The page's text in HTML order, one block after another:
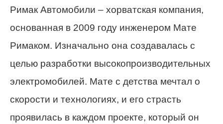
Римак Автомобили – хорватская компания,
основанная в 2009 году инженером Мате
Римаком. Изначально она создавалась с
целью разработки высокопроизводительных
электромобилей. Мате с детства мечтал о
скорости и технологиях, и его страсть
проявилась в каждом проекте, который он